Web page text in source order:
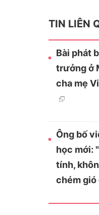
TIN LIÊN
Bài phát
trưởng ở
cha mẹ
Ông bố
học mới:
tính,
chém gió